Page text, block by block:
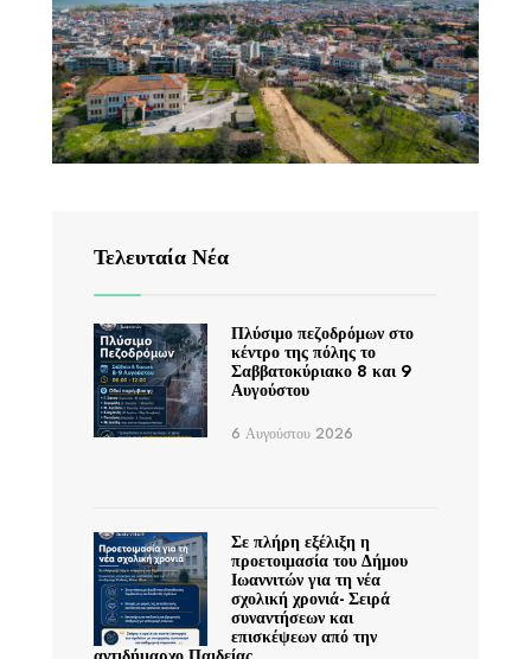
Τελευταία Νέα
Πλύσιμο πεζοδρόμων στο
κέντρο της πόλης το
Σαββατοκύριακο 8 και 9
Αυγούστου
6 Αυγούστου 2026
Σε πλήρη εξέλιξη η
προετοιμασία του Δήμου
Ιωαννιτών για τη νέα
σχολική χρονιά- Σειρά
συναντήσεων και
επισκέψεων από την